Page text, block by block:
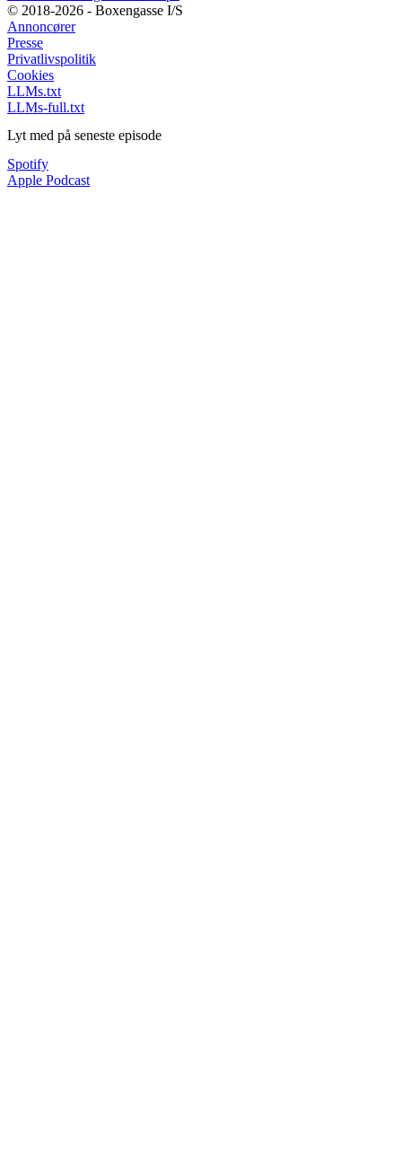
© 2018-2026 - Boxengasse I/S
Annoncører
Presse
Privatlivspolitik
Cookies
LLMs.txt
LLMs-full.txt
Lyt med på seneste episode
Spotify
Apple Podcast